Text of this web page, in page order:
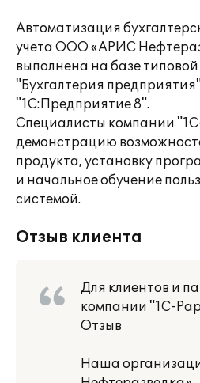
Автоматизация
учета ООО «АРИС
выполнена на базе
"Бухгалтерия
"1С:Предприятие 8".
Специалисты компании
демонстрацию
продукта, установку
и начальное обучение
системой.
Отзыв клиента
Для клиентов и
компании "1С-
Отзыв
Наша